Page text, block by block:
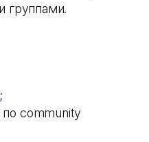
группами.
;
по community